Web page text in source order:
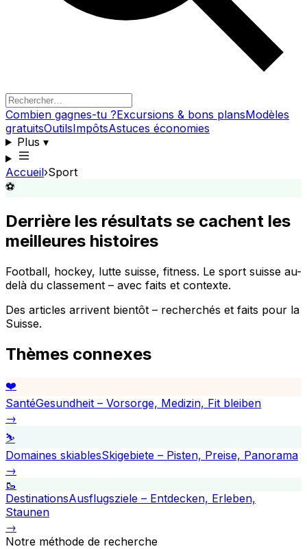
Combien gagnes-tu ?Excursions & bons plansModèles
gratuitsOutilsImpôtsAstuces économies
Plus ▾
Accueil›Sport
⚽
Derrière les résultats se cachent les
meilleures histoires
Football, hockey, lutte suisse, fitness. Le sport suisse au-
delà du classement – avec faits et contexte.
Des articles arrivent bientôt – recherchés et faits pour la
Suisse.
Thèmes connexes
❤️
SantéGesundheit – Vorsorge, Medizin, Fit bleiben
→
⛷️
Domaines skiablesSkigebiete – Pisten, Preise, Panorama
→
🥾
DestinationsAusflugsziele – Entdecken, Erleben,
Staunen
→
Notre méthode de recherche